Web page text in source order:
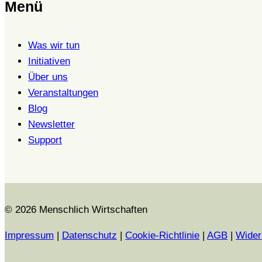
Menü
Was wir tun
Initiativen
Über uns
Veranstaltungen
Blog
Newsletter
Support
© 2026 Menschlich Wirtschaften
Impressum | Datenschutz | Cookie-Richtlinie | AGB |